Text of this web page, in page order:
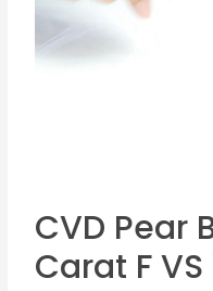
CVD Pear
Carat F VS